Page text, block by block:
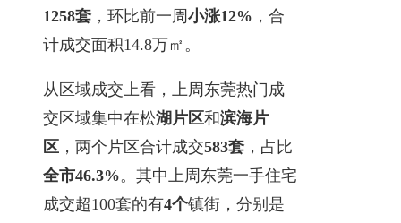
1258套 ，环比前一周 小涨12% ，合
计成交面积14.8万㎡。
从区域成交上看，上周东莞热门成
交区域集中在松湖片区和滨海片
区 ，两个片区合计成交583套 ，占比
全市46.3%。其中上周东莞一手住宅
成交超100套的有4个镇街，分别是